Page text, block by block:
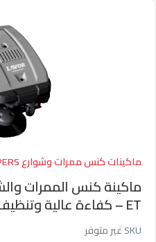
ماكينات كنس ممرات وشوارع SWEEPERS
ET – كفاءة عالية وتنظيف مثالي
SKU غير متوفر